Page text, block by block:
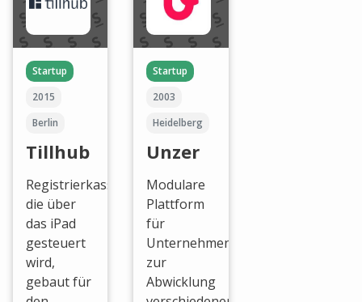
Startup
2015
Berlin
Tillhub
Registrierkasse,
die über
das iPad
gesteuert
wird,
gebaut für
Startup
2003
Heidelberg
Unzer
Modulare
Plattform
für
Unternehmen
zur
Abwicklung